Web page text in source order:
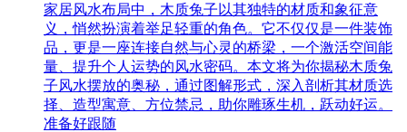
家居风水布局中，木质兔子以其独特的材质和象征意
义，悄然扮演着举足轻重的角色。它不仅仅是一件装饰
品，更是一座连接自然与心灵的桥梁，一个激活空间能
量、提升个人运势的风水密码。本文将为你揭秘木质兔
子风水摆放的奥秘，通过图解形式，深入剖析其材质选
择、造型寓意、方位禁忌，助你雕琢生机，跃动好运。
准备好跟随